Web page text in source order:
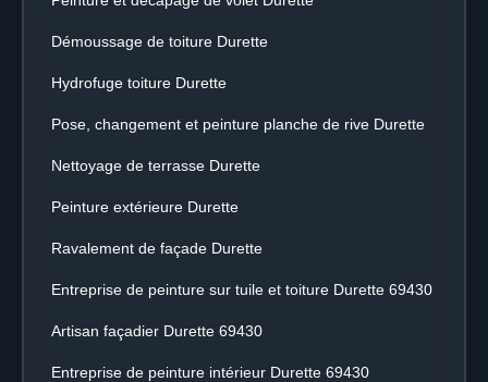
Démoussage de toiture Durette
Hydrofuge toiture Durette
Pose, changement et peinture planche de rive Durette
Nettoyage de terrasse Durette
Peinture extérieure Durette
Ravalement de façade Durette
Entreprise de peinture sur tuile et toiture Durette 69430
Artisan façadier Durette 69430
Entreprise de peinture intérieur Durette 69430